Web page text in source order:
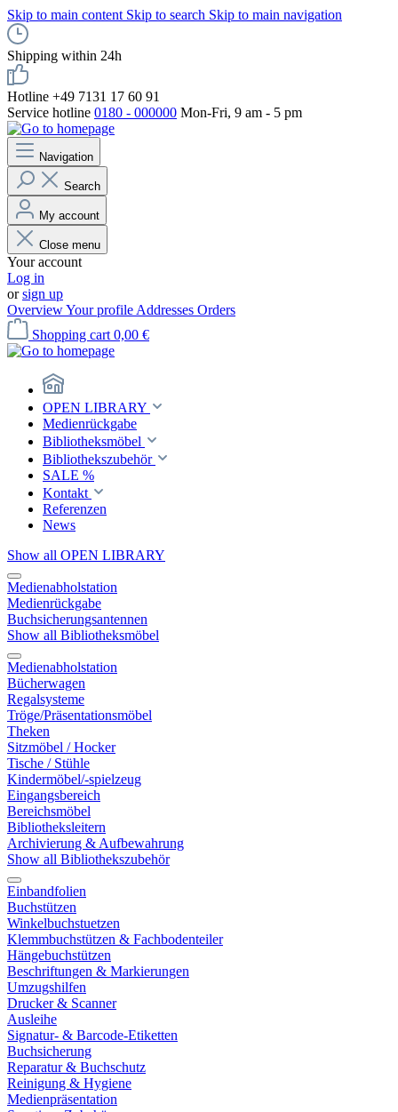
Skip to main content Skip to search Skip to main navigation
Shipping within 24h
Hotline +49 7131 17 60 91
Service hotline 0180 - 000000 Mon-Fri, 9 am - 5 pm
Navigation
Search
My account
Close menu
Your account
Log in
orsign up
OverviewYour profile Addresses Orders
Shopping cart 0,00 €
OPEN LIBRARY
Medienrückgabe
Bibliotheksmöbel
Bibliothekszubehör
SALE %
Kontakt
Referenzen
News
Show all OPEN LIBRARY
Medienabholstation
Medienrückgabe
Buchsicherungsantennen
Show all Bibliotheksmöbel
Medienabholstation
Bücherwagen
Regalsysteme
Tröge/Präsentationsmöbel
Theken
Sitzmöbel / Hocker
Tische / Stühle
Kindermöbel/-spielzeug
Eingangsbereich
Bereichsmöbel
Bibliotheksleitern
Archivierung & Aufbewahrung
Show all Bibliothekszubehör
Einbandfolien
Buchstützen
Winkelbuchstuetzen
Klemmbuchstützen & Fachbodenteiler
Hängebuchstützen
Beschriftungen & Markierungen
Umzugshilfen
Drucker & Scanner
Ausleihe
Signatur- & Barcode-Etiketten
Buchsicherung
Reparatur & Buchschutz
Reinigung & Hygiene
Medienpräsentation